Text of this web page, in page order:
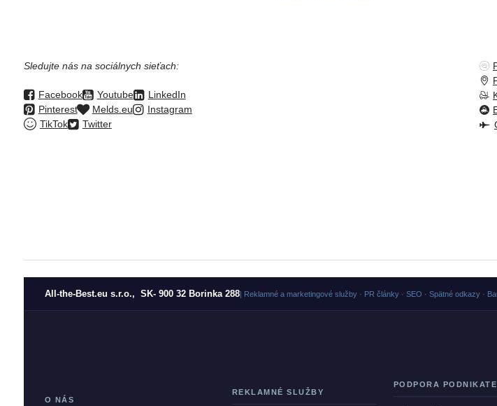
Sledujte nás na sociálnych sieťach:
Facebook Youtube
LinkedIn
Pinterest
Melds.eu
Instagram
TikTok
Twitter
All-the-Best.eu s.r.o., SK- 900 32 Borinka 288| Reklamné a marketingové služby · PR články · SEO · Spätné odkazy ·
O NÁS
REKLAMNÉ SLUŽBY
PODPORA